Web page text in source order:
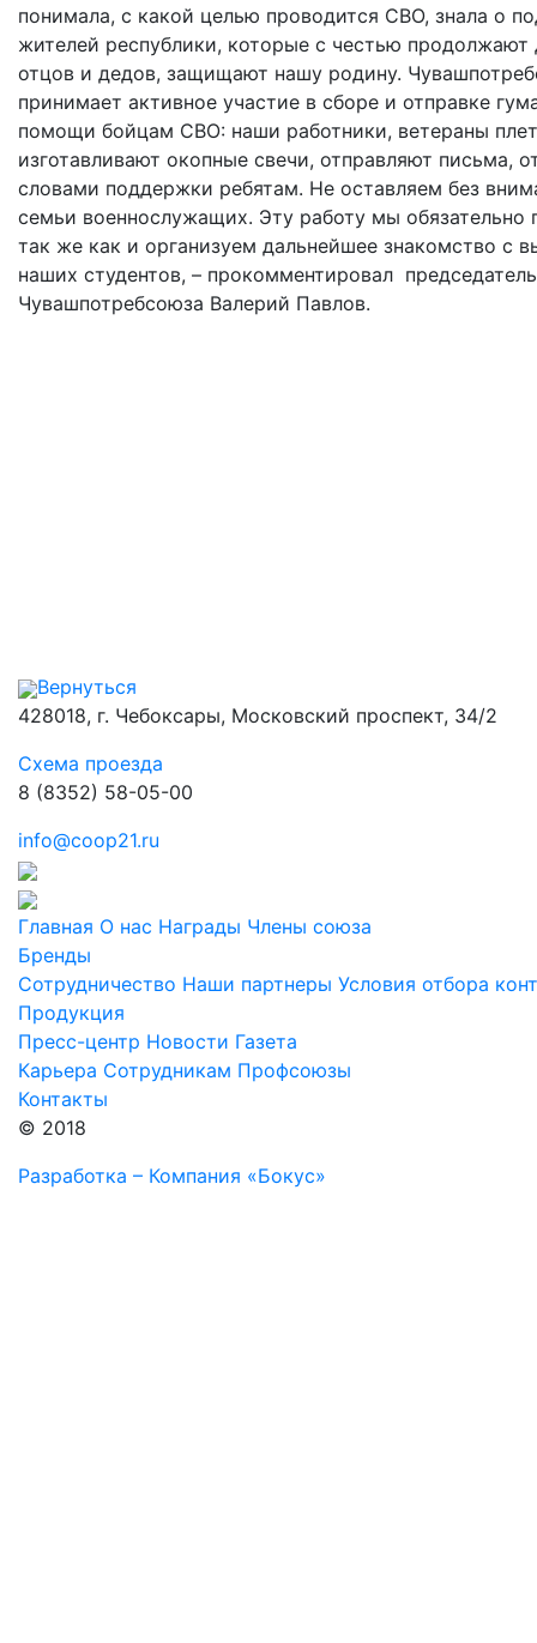
понимала, с какой целью проводится СВО, знала о
жителей республики, которые с честью продолжают
отцов и дедов, защищают нашу родину.
принимает активное участие в сборе и отправке
помощи бойцам СВО: наши работники, ветераны
изготавливают окопные свечи, отправляют письма,
словами поддержки ребятам. Не оставляем без
семьи военнослужащих. Эту работу мы
так же как и организуем дальнейшее знакомство с
наших студентов, – прокомментировал
Чувашпотребсоюза Валерий Павлов.
Вернуться
428018, г. Чебоксары, Московский проспект, 34/2
Схема проезда
8 (8352) 58-05-00
info@coop21.ru
Главная О нас Награды Члены союза
Бренды
Сотрудничество Наши партнеры Условия отбора
Продукция
Пресс-центр Новости Газета
Карьера Сотрудникам Профсоюзы
Контакты
© 2018
Разработка – Компания «Бокус»